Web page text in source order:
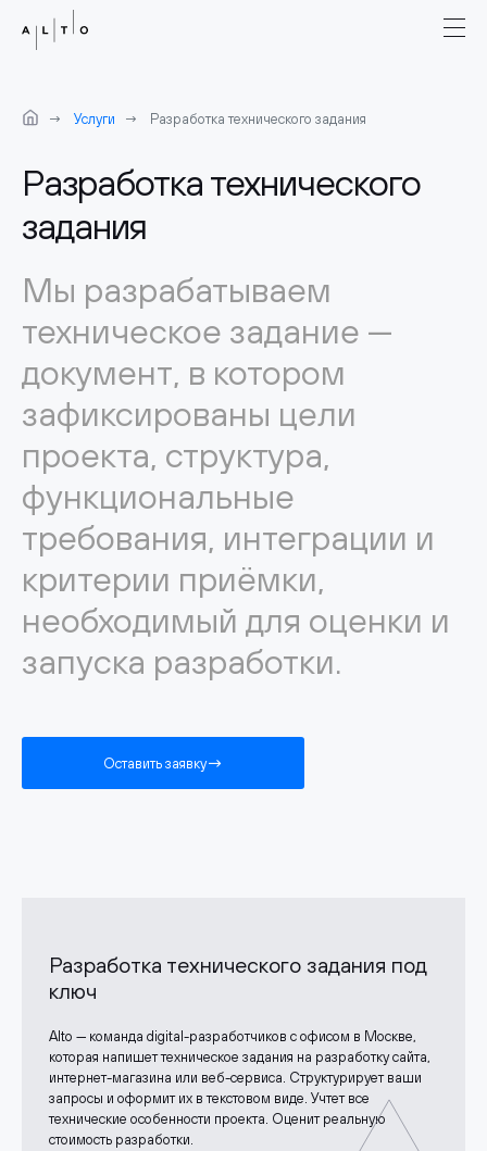
Услуги Разработка технического задания
Разработка технического
задания
Мы разрабатываем
техническое задание —
документ, в котором
зафиксированы цели
проекта, структура,
функциональные
требования, интеграции и
критерии приёмки,
необходимый для оценки и
запуска разработки.
Оставить заявку
Разработка технического задания под
ключ
Alto — команда digital-разработчиков с офисом в Москве,
которая напишет техническое задания на разработку сайта,
интернет-магазина или веб-сервиса. Структурирует ваши
запросы и оформит их в текстовом виде. Учтет все
технические особенности проекта. Оценит реальную
стоимость разработки.